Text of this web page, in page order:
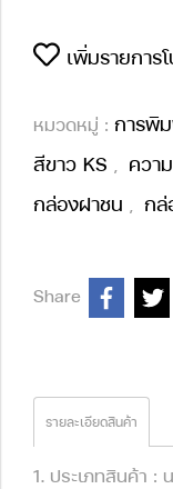
เพิ่มรายการ
หมวดหมู่ : การพิ
สีขาว KS , ควา
กล่องฝาชน , กล่
Share
รายละเอียดสินค้า
1. ประเภทสินค้า :